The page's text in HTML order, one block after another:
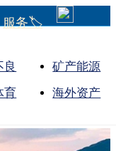
服务🏷
良
矿产能源
育 海外资产